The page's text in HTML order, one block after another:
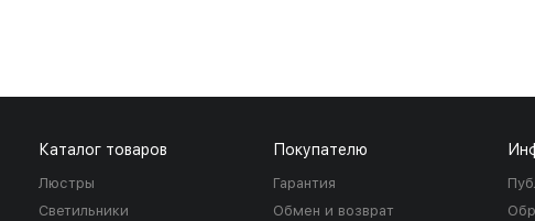
Каталог товаров
Люстры
Светильники
Покупателю
Гарантия
Обмен и возврат